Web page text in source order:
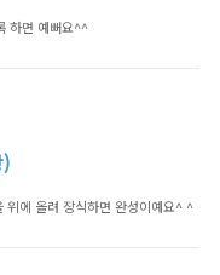
하면 예뻐요^^
위에 올려 장식하면 완성이예요^ ^